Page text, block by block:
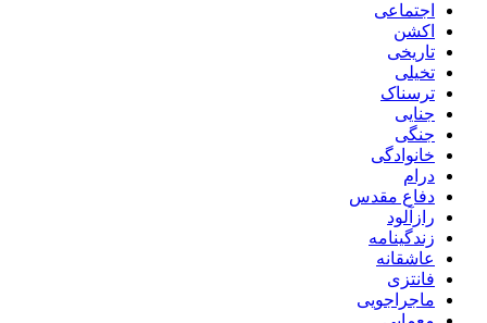
اجتماعی
اکشن
تاریخی
تخیلی
ترسناک
جنایی
جنگی
خانوادگی
درام
دفاع مقدس
رازآلود
زندگینامه
عاشقانه
فانتزی
ماجراجویی